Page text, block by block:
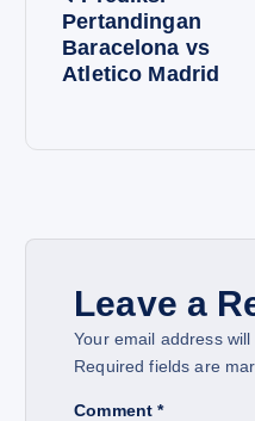
a
Pertandingan
Baracelona vs
Atletico Madrid
Leave a
Your email address will
Required fields are
Comment*